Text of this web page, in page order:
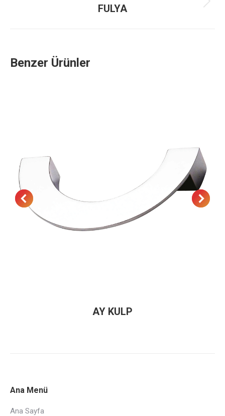
Next
FULYA
Benzer Ürünler
AY KULP
Ana Menü
Ana Sayfa